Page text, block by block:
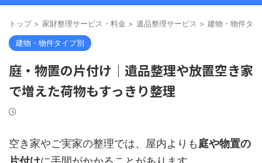
トップ > 家財整理サービス・料金 > 遺品整理サービス > 建物・物件タ
建物・物件タイプ別
庭・物置の片付け｜遺品整理や放置空き家
で増えた荷物もすっきり整理
空き家やご実家の整理では、屋内よりも庭や物置の